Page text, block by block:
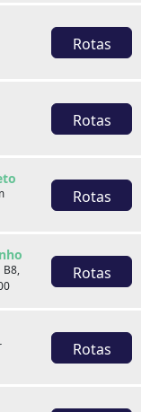
Rotas
Rotas
Rotas
B8,
Rotas
Rotas